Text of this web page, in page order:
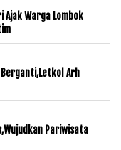
Ajak Warga Lombok
Berganti,Letkol Arh
Pariwisata